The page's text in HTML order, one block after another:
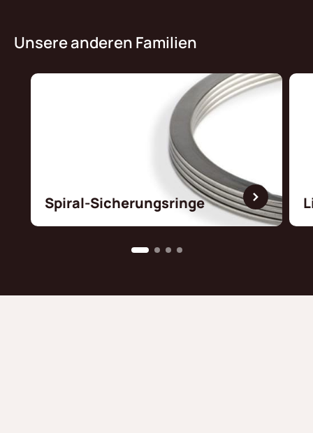
Unsere anderen Familien
Spiral-Sicherungsringe